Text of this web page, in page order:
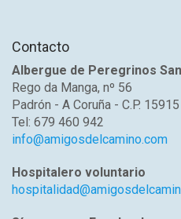
Contacto
Albergue de Peregrinos
Rego da Manga, nº 56
Padrón - A Coruña - C.P. 15915
Tel: 679 460 942
info@amigosdelcamino.com
Hospitalero voluntario